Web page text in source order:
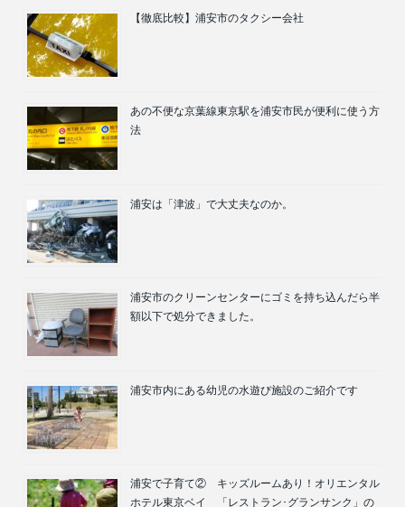
【徹底比較】浦安市のタクシー会社
あの不便な京葉線東京駅を浦安市民が便利に使う方
法
浦安は「津波」で大丈夫なのか。
浦安市のクリーンセンターにゴミを持ち込んだら半
額以下で処分できました。
浦安市内にある幼児の水遊び施設のご紹介です
浦安で子育て② キッズルームあり！オリエンタル
ホテル東京ベイ 「レストラン･グランサンク」の